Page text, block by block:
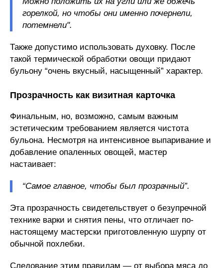
горелкой, но чтобы они именно почернели,
потемнели".
Также допустимо использовать духовку. После
такой термической обработки овощи придают
бульону “очень вкусный, насыщенный” характер.
Прозрачность как визитная карточка
Финальным, но, возможно, самым важным
эстетическим требованием является чистота
бульона. Несмотря на интенсивное выпаривание и
добавление опаленных овощей, мастер
настаивает:
“Самое главное, чтобы был прозрачный”.
Эта прозрачность свидетельствует о безупречной
технике варки и снятия пены, что отличает по-
настоящему мастерски приготовленную шурпу от
обычной похлебки.
Следование этим правилам — от выбора мяса до